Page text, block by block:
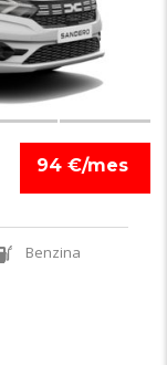
94 €/mes
Benzina